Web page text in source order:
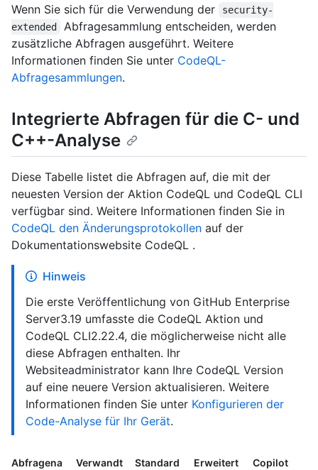
Wenn Sie sich für die Verwendung der
security-
extended
Abfragesammlung entscheiden, werden
zusätzliche Abfragen ausgeführt. Weitere
Informationen finden Sie unter CodeQL-
Abfragesammlungen.
Integrierte Abfragen für die C- und
C++-Analyse
Diese Tabelle listet die Abfragen auf, die mit der
neuesten Version der Aktion CodeQL und CodeQL CLI
verfügbar sind. Weitere Informationen finden Sie in
CodeQL den Änderungsprotokollen auf der
Dokumentationswebsite CodeQL .
Hinweis
Die erste Veröffentlichung von GitHub Enterprise
Server3.19 umfasste die CodeQL Aktion und
CodeQL CLI2.22.4, die möglicherweise nicht alle
diese Abfragen enthalten. Ihr
Websiteadministrator kann Ihre CodeQL Version
auf eine neuere Version aktualisieren. Weitere
Informationen finden Sie unter Konfigurieren der
Code-Analyse für Ihr Gerät.
Abfragena
Verwandt
Standard Erweitert
Copilot